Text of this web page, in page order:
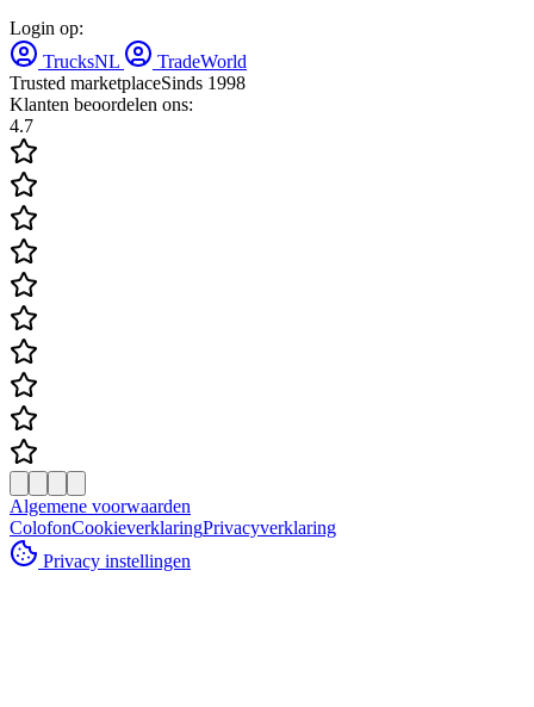
Login op:
TrucksNL
TradeWorld
Trusted marketplaceSinds 1998
Klanten beoordelen ons:
4.7
Algemene voorwaarden
ColofonCookieverklaringPrivacyverklaring
Privacy instellingen